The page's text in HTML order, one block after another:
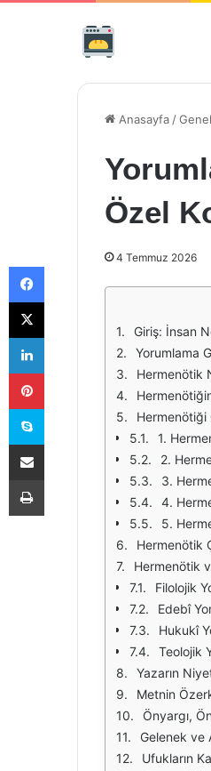
Anasayfa /Genel
Özel
4 Temmuz 2026
Giriş: İnsan
Yorumlama
Hermenötik
Hermenötiği
1.
2.
3.
4.
5.
Hermenötik
Hermenötik
Filolojik
Edebî
Hukukî
Teolojik
Yazarın
Metnin
Önyargı,
Gelenek ve
Ufukların
Facebook
X
LinkedIn
Pinterest
Skype
E-Posta ile paylaş